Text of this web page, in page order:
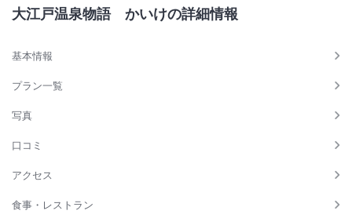
大江戸温泉物語 かいけの詳細情報
基本情報
プラン一覧
写真
口コミ
アクセス
食事・レストラン